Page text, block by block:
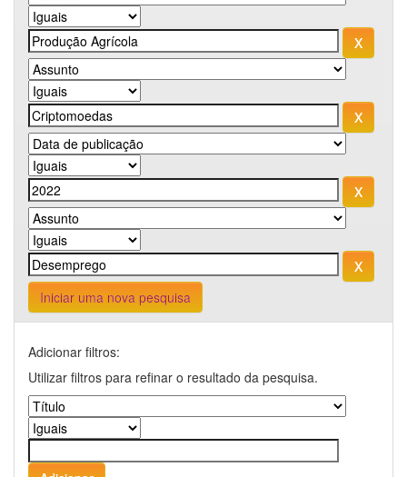
Iniciar uma nova pesquisa
Adicionar filtros:
Utilizar filtros para refinar o resultado da pesquisa.